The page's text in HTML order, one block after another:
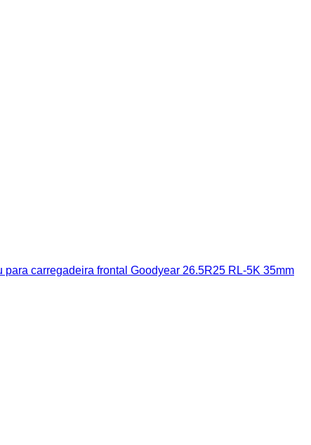
para carregadeira frontal Goodyear 26.5R25 RL-5K 35mm